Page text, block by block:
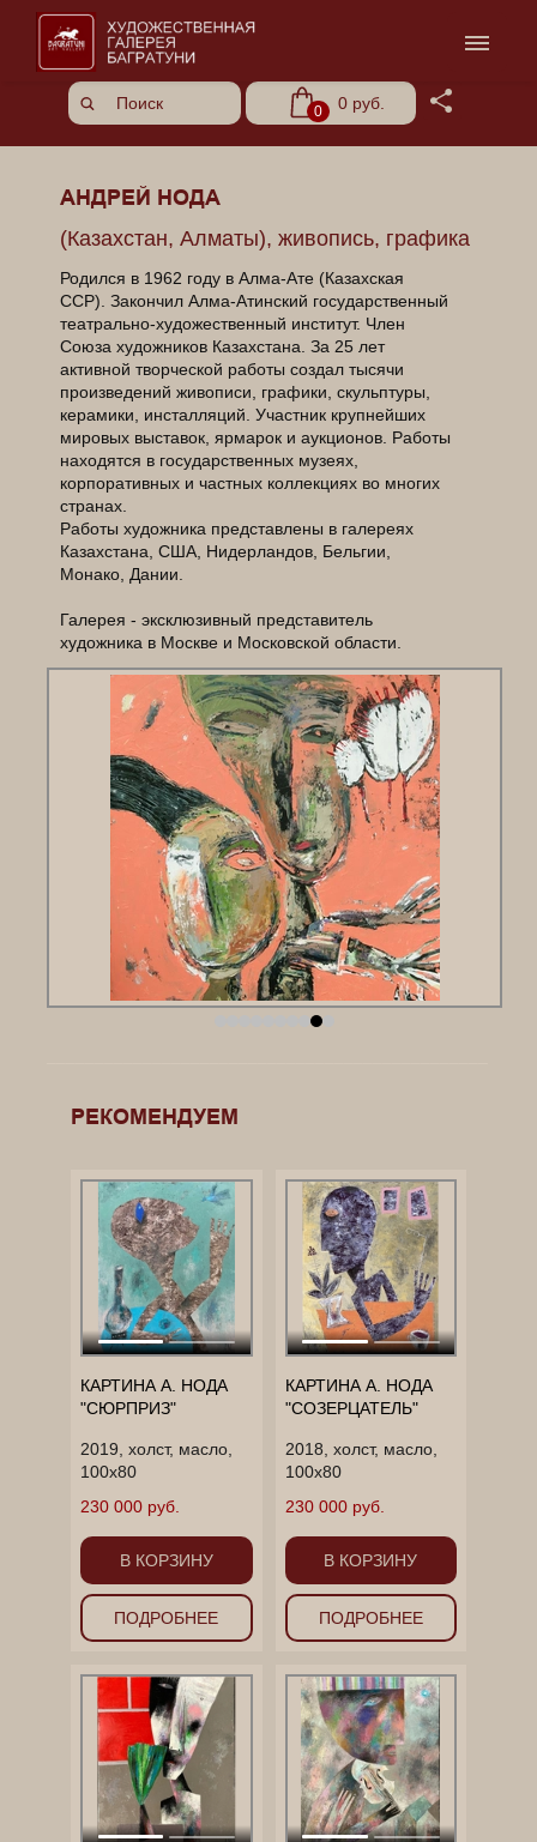
0 0 руб.
АНДРЕЙ НОДА
(Казахстан, Алматы), живопись, графика
Родился в 1962 году в Алма-Ате (Казахская
ССР). Закончил Алма-Атинский государственный
театрально-художественный институт. Член
Союза художников Казахстана. За 25 лет
активной творческой работы создал тысячи
произведений живописи, графики, скульптуры,
керамики, инсталляций. Участник крупнейших
мировых выставок, ярмарок и аукционов. Работы
находятся в государственных музеях,
корпоративных и частных коллекциях во многих
странах.
Работы художника представлены в галереях
Казахстана, США, Нидерландов, Бельгии,
Монако, Дании.
Галерея - эксклюзивный представитель
художника в Москве и Московской области.
____________
РЕКОМЕНДУЕМ
КАРТИНА А. НОДА
"СЮРПРИЗ"
2019, холст, масло,
100х80
230 000 руб.
В КОРЗИНУ
ПОДРОБНЕЕ
КАРТИНА А. НОДА
"СОЗЕРЦАТЕЛЬ"
2018, холст, масло,
100х80
230 000 руб.
В КОРЗИНУ
ПОДРОБНЕЕ